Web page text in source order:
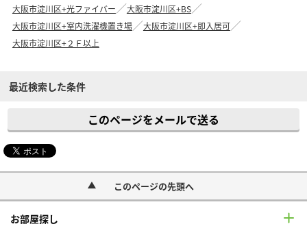
大阪市淀川区+光ファイバー
大阪市淀川区+BS
大阪市淀川区+室内洗濯機置き場
大阪市淀川区+即入居可
大阪市淀川区+２Ｆ以上
最近検索した条件
このページをメールで送る
このページの先頭へ
お部屋探し